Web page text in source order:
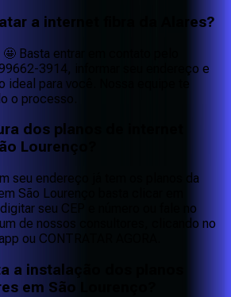
a internet fibra da Alares?
Basta entrar em contato pelo
3914, informar seu endereço e
ideal para você. Nossa equipe te
o processo.
dos planos de internet
Lourenço?
seu endereço já tem os planos da
São Lourenço basta clicar em
seu CEP e número ou fale no
de nossos consultores, clicando no
ou CONTRATAR AGORA.
a instalação dos planos
em São Lourenço?